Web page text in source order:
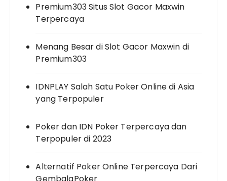
Premium303 Situs Slot Gacor Maxwin
Terpercaya
Menang Besar di Slot Gacor Maxwin di
Premium303
IDNPLAY Salah Satu Poker Online di Asia
yang Terpopuler
Poker dan IDN Poker Terpercaya dan
Terpopuler di 2023
Alternatif Poker Online Terpercaya Dari